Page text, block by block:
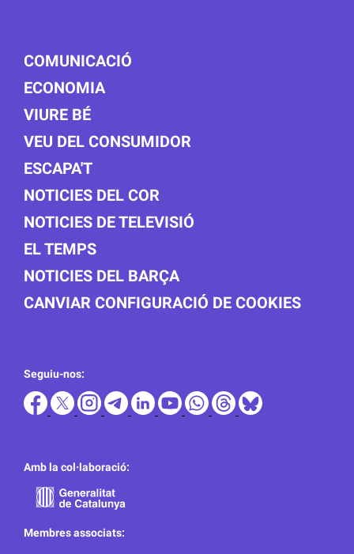
COMUNICACIÓ
ECONOMIA
VIURE BÉ
VEU DEL CONSUMIDOR
ESCAPA'T
NOTICIES DEL COR
NOTICIES DE TELEVISIÓ
EL TEMPS
NOTICIES DEL BARÇA
CANVIAR CONFIGURACIÓ DE COOKIES
Seguiu-nos:
Amb la col·laboració:
Membres associats: